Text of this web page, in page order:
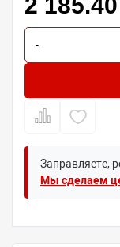
-
Заправляете,
Мы сделаем